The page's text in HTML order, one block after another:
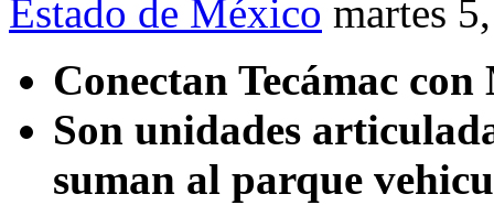
Estado de México martes
Conectan Tecámac
Son unidades
suman al parque